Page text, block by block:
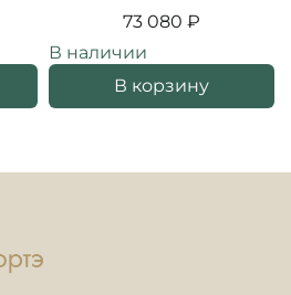
73 080 ₽
В наличии
В корзину